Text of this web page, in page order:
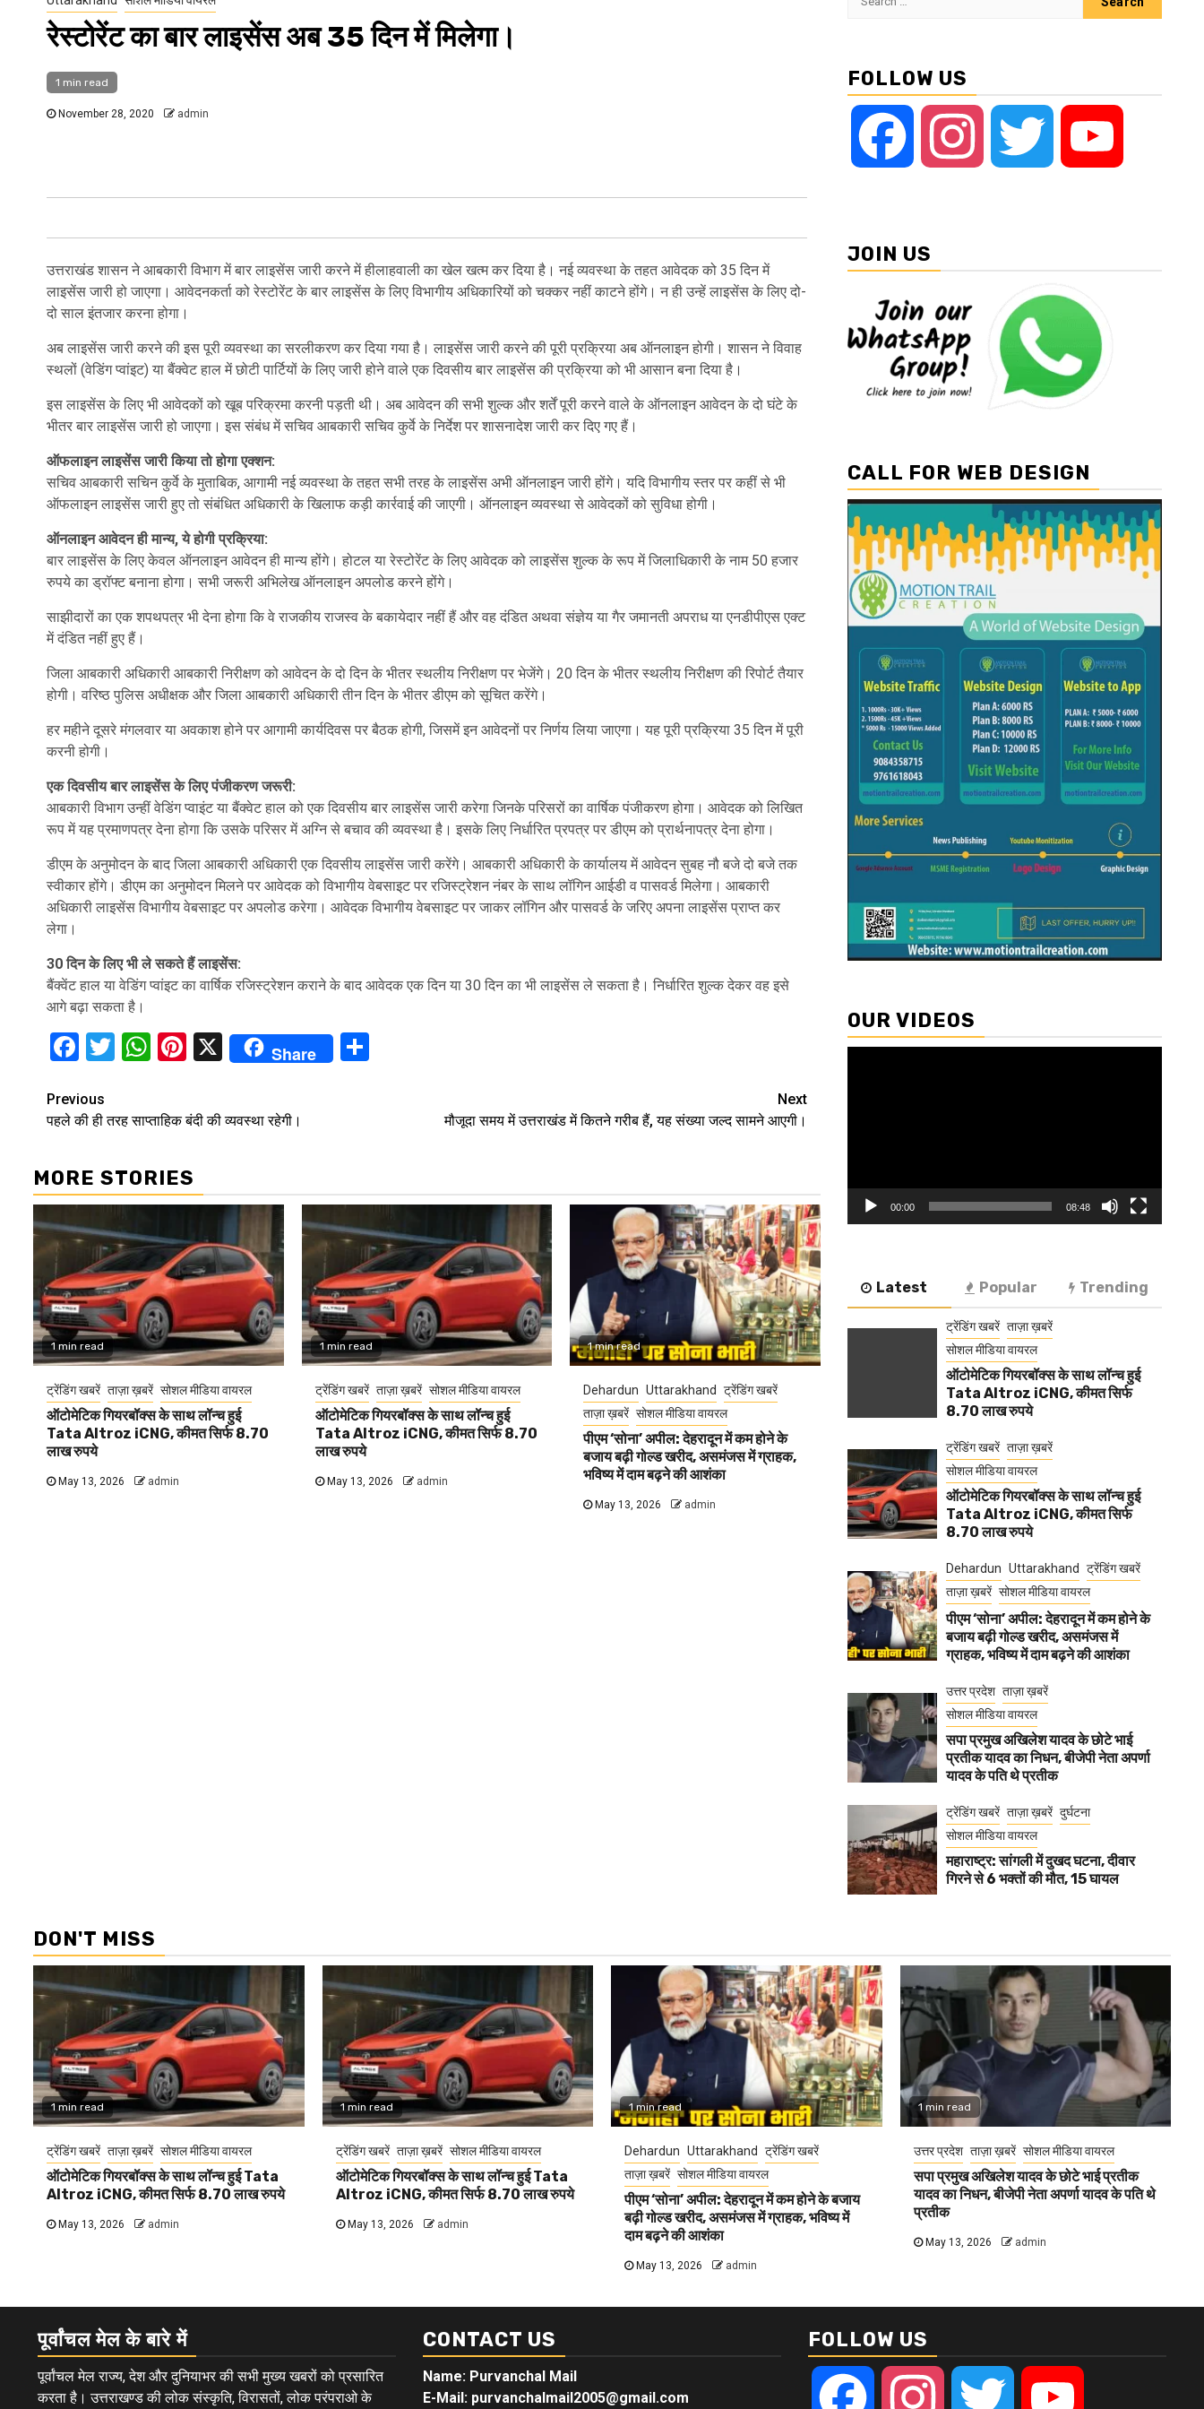
रेस्टोरेंट का बार लाइसेंस अब 35 दिन में मिलेगा।
1 min read
November 28, 2020 admin
उत्तराखंड शासन ने आबकारी विभाग में बार लाइसेंस जारी करने में हीलाहवाली का खेल खत्म कर दिया है। नई व्यवस्था के तहत आवेदक को 35 दिन में
लाइसेंस जारी हो जाएगा। आवेदनकर्ता को रेस्टोरेंट के बार लाइसेंस के लिए विभागीय अधिकारियों को चक्कर नहीं काटने होंगे। न ही उन्हें लाइसेंस के लिए दो-
दो साल इंतजार करना होगा।
अब लाइसेंस जारी करने की इस पूरी व्यवस्था का सरलीकरण कर दिया गया है। लाइसेंस जारी करने की पूरी प्रक्रिया अब ऑनलाइन होगी। शासन ने विवाह
स्थलों (वेडिंग प्वांइट) या बैंक्वेट हाल में छोटी पार्टियों के लिए जारी होने वाले एक दिवसीय बार लाइसेंस की प्रक्रिया को भी आसान बना दिया है।
इस लाइसेंस के लिए भी आवेदकों को खूब परिक्रमा करनी पड़ती थी। अब आवेदन की सभी शुल्क और शर्तें पूरी करने वाले के ऑनलाइन आवेदन के दो घंटे के
भीतर बार लाइसेंस जारी हो जाएगा। इस संबंध में सचिव आबकारी सचिव कुर्वे के निर्देश पर शासनादेश जारी कर दिए गए हैं।
ऑफलाइन लाइसेंस जारी किया तो होगा एक्शन:
सचिव आबकारी सचिन कुर्वे के मुताबिक, आगामी नई व्यवस्था के तहत सभी तरह के लाइसेंस अभी ऑनलाइन जारी होंगे। यदि विभागीय स्तर पर कहीं से भी
ऑफलाइन लाइसेंस जारी हुए तो संबंधित अधिकारी के खिलाफ कड़ी कार्रवाई की जाएगी। ऑनलाइन व्यवस्था से आवेदकों को सुविधा होगी।
ऑनलाइन आवेदन ही मान्य, ये होगी प्रक्रिया:
बार लाइसेंस के लिए केवल ऑनलाइन आवेदन ही मान्य होंगे। होटल या रेस्टोरेंट के लिए आवेदक को लाइसेंस शुल्क के रूप में जिलाधिकारी के नाम 50 हजार
रुपये का ड्रॉफ्ट बनाना होगा। सभी जरूरी अभिलेख ऑनलाइन अपलोड करने होंगे।
साझीदारों का एक शपथपत्र भी देना होगा कि वे राजकीय राजस्व के बकायेदार नहीं हैं और वह दंडित अथवा संज्ञेय या गैर जमानती अपराध या एनडीपीएस एक्ट
में दंडित नहीं हुए हैं।
जिला आबकारी अधिकारी आबकारी निरीक्षण को आवेदन के दो दिन के भीतर स्थलीय निरीक्षण पर भेजेंगे। 20 दिन के भीतर स्थलीय निरीक्षण की रिपोर्ट तैयार
होगी। वरिष्ठ पुलिस अधीक्षक और जिला आबकारी अधिकारी तीन दिन के भीतर डीएम को सूचित करेंगे।
हर महीने दूसरे मंगलवार या अवकाश होने पर आगामी कार्यदिवस पर बैठक होगी, जिसमें इन आवेदनों पर निर्णय लिया जाएगा। यह पूरी प्रक्रिया 35 दिन में पूरी
करनी होगी।
एक दिवसीय बार लाइसेंस के लिए पंजीकरण जरूरी:
आबकारी विभाग उन्हीं वेडिंग प्वाइंट या बैंक्वेट हाल को एक दिवसीय बार लाइसेंस जारी करेगा जिनके परिसरों का वार्षिक पंजीकरण होगा। आवेदक को लिखित
रूप में यह प्रमाणपत्र देना होगा कि उसके परिसर में अग्नि से बचाव की व्यवस्था है। इसके लिए निर्धारित प्रपत्र पर डीएम को प्रार्थनापत्र देना होगा।
डीएम के अनुमोदन के बाद जिला आबकारी अधिकारी एक दिवसीय लाइसेंस जारी करेंगे। आबकारी अधिकारी के कार्यालय में आवेदन सुबह नौ बजे दो बजे तक
स्वीकार होंगे। डीएम का अनुमोदन मिलने पर आवेदक को विभागीय वेबसाइट पर रजिस्ट्रेशन नंबर के साथ लॉगिन आईडी व पासवर्ड मिलेगा। आबकारी
अधिकारी लाइसेंस विभागीय वेबसाइट पर अपलोड करेगा। आवेदक विभागीय वेबसाइट पर जाकर लॉगिन और पासवर्ड के जरिए अपना लाइसेंस प्राप्त कर
लेगा।
30 दिन के लिए भी ले सकते हैं लाइसेंस:
बैंक्वेंट हाल या वेडिंग प्वांइट का वार्षिक रजिस्ट्रेशन कराने के बाद आवेदक एक दिन या 30 दिन का भी लाइसेंस ले सकता है। निर्धारित शुल्क देकर वह इसे
आगे बढ़ा सकता है।
Facebook
Twitter
WhatsApp
Pinterest
X Share
Continue
Reading
Previous
पहले की ही तरह साप्ताहिक बंदी की व्यवस्था रहेगी।
Next
मौजूदा समय में उत्तराखंड में कितने गरीब हैं, यह संख्या जल्द सामने आएगी।
MORE STORIES
1 min read
ट्रेंडिंग खबरें ताज़ा ख़बरें सोशल मीडिया वायरल
ऑटोमेटिक गियरबॉक्स के साथ लॉन्च हुई
Tata Altroz iCNG, कीमत सिर्फ 8.70
लाख रुपये
May 13, 2026 admin
1 min read
ट्रेंडिंग खबरें ताज़ा ख़बरें सोशल मीडिया वायरल
ऑटोमेटिक गियरबॉक्स के साथ लॉन्च हुई
Tata Altroz iCNG, कीमत सिर्फ 8.70
लाख रुपये
May 13, 2026 admin
1 min read
Dehardun Uttarakhand
ट्रेंडिंग खबरें
ताज़ा ख़बरें सोशल मीडिया वायरल
पीएम ‘सोना’ अपील: देहरादून में कम होने के
बजाय बढ़ी गोल्ड खरीद, असमंजस में ग्राहक,
भविष्य में दाम बढ़ने की आशंका
May 13, 2026 admin
FOLLOW US
Facebook Instagram Twitter
JOIN US
CALL FOR WEB DESIGN
OUR VIDEOS
00:00 08:48
Latest Popular Trending
ट्रेंडिंग खबरें ताज़ा ख़बरें
सोशल मीडिया वायरल
ऑटोमेटिक गियरबॉक्स के साथ लॉन्च हुई
Tata Altroz iCNG, कीमत सिर्फ
8.70 लाख रुपये
ट्रेंडिंग खबरें ताज़ा ख़बरें
सोशल मीडिया वायरल
ऑटोमेटिक गियरबॉक्स के साथ लॉन्च हुई
Tata Altroz iCNG, कीमत सिर्फ
8.70 लाख रुपये
Dehardun Uttarakhand
ट्रेंडिंग खबरें
ताज़ा ख़बरें सोशल मीडिया वायरल
पीएम ‘सोना’ अपील: देहरादून में कम होने के
बजाय बढ़ी गोल्ड खरीद, असमंजस में
ग्राहक, भविष्य में दाम बढ़ने की आशंका
उत्तर प्रदेश ताज़ा ख़बरें
सोशल मीडिया वायरल
सपा प्रमुख अखिलेश यादव के छोटे भाई
प्रतीक यादव का निधन, बीजेपी नेता अपर्णा
यादव के पति थे प्रतीक
ट्रेंडिंग खबरें ताज़ा ख़बरें दुर्घटना
सोशल मीडिया वायरल
महाराष्ट्र: सांगली में दुखद घटना, दीवार
गिरने से 6 भक्तों की मौत, 15 घायल
DON'T MISS
1 min read
ट्रेंडिंग खबरें ताज़ा ख़बरें सोशल मीडिया वायरल
ऑटोमेटिक गियरबॉक्स के साथ लॉन्च हुई Tata
Altroz iCNG, कीमत सिर्फ 8.70 लाख रुपये
May 13, 2026 admin
1 min read
ट्रेंडिंग खबरें ताज़ा ख़बरें सोशल मीडिया वायरल
ऑटोमेटिक गियरबॉक्स के साथ लॉन्च हुई Tata
Altroz iCNG, कीमत सिर्फ 8.70 लाख रुपये
May 13, 2026 admin
1 min read
Dehardun Uttarakhand
ट्रेंडिंग खबरें
ताज़ा ख़बरें सोशल मीडिया वायरल
पीएम ‘सोना’ अपील: देहरादून में कम होने के बजाय
बढ़ी गोल्ड खरीद, असमंजस में ग्राहक, भविष्य में
दाम बढ़ने की आशंका
May 13, 2026 admin
1 min read
उत्तर प्रदेश ताज़ा ख़बरें सोशल मीडिया वायरल
सपा प्रमुख अखिलेश यादव के छोटे भाई प्रतीक
यादव का निधन, बीजेपी नेता अपर्णा यादव के पति थे
प्रतीक
May 13, 2026 admin
पूर्वांचल मेल के बारे में
पूर्वांचल मेल राज्य, देश और दुनियाभर की सभी मुख्य खबरों को प्रसारित
करता है। उत्तराखण्ड की लोक संस्कृति, विरासतों, लोक परंपराओ के
CONTACT US
Name: Purvanchal Mail
E-Mail: purvanchalmail2005@gmail.com
FOLLOW US
Facebook Instagram Twitter